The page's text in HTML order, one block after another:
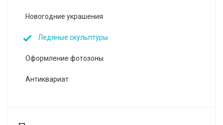
Новогодние украшения
Ледяные скульптуры
Оформление фотозоны
Антиквариат